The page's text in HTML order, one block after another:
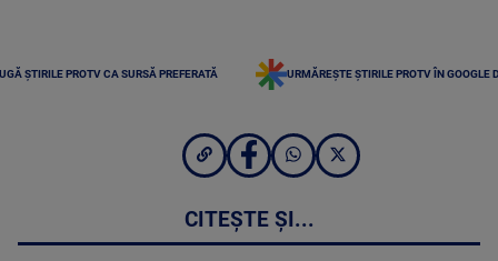
ȘTIRILE PROTV CA SURSĂ PREFERATĂ URMĂREȘTE ȘTIRILE PROTV ÎN GOOGLE
CITEȘTE ȘI...